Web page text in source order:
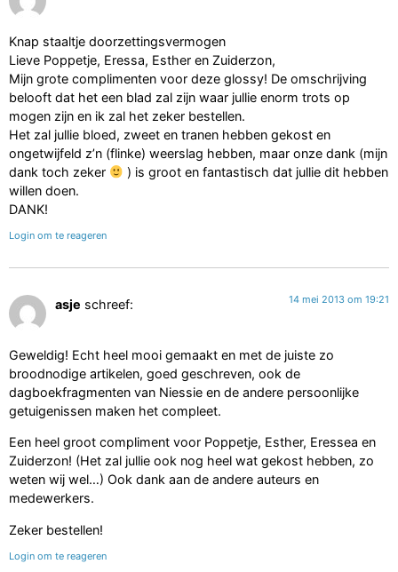
Knap staaltje doorzettingsvermogen
Lieve Poppetje, Eressa, Esther en Zuiderzon,
Mijn grote complimenten voor deze glossy! De omschrijving
belooft dat het een blad zal zijn waar jullie enorm trots op
mogen zijn en ik zal het zeker bestellen.
Het zal jullie bloed, zweet en tranen hebben gekost en
ongetwijfeld z’n (flinke) weerslag hebben, maar onze dank (mijn
dank toch zeker
) is groot en fantastisch dat jullie dit hebben
willen doen.
DANK!
Login om te reageren
asje schreef: 14 mei 2013 om 19:21
Geweldig! Echt heel mooi gemaakt en met de juiste zo
broodnodige artikelen, goed geschreven, ook de
dagboekfragmenten van Niessie en de andere persoonlijke
getuigenissen maken het compleet.
Een heel groot compliment voor Poppetje, Esther, Eressea en
Zuiderzon! (Het zal jullie ook nog heel wat gekost hebben, zo
weten wij wel…) Ook dank aan de andere auteurs en
medewerkers.
Zeker bestellen!
Login om te reageren